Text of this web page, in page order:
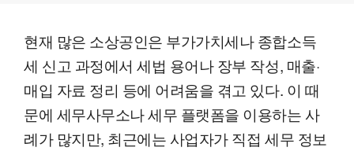
현재 많은 소상공인은 부가가치세나 종합소득
세 신고 과정에서 세법 용어나 장부 작성, 매출·
매입 자료 정리 등에 어려움을 겪고 있다. 이 때
문에 세무사무소나 세무 플랫폼을 이용하는 사
례가 많지만, 최근에는 사업자가 직접 세무 정보